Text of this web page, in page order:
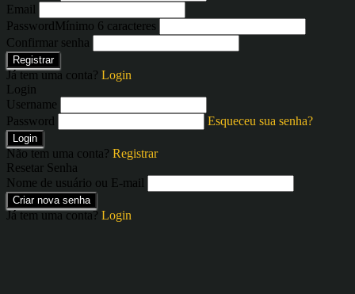
Email
PasswordMínimo 6 caracteres
Confirmar senha
Registrar
Já tem uma conta? Login
Login
Username
Password
Esqueceu sua senha?
Login
Não tem uma conta? Registrar
Resetar Senha
Nome de usuário ou E-mail
Criar nova senha
Já tem uma conta? Login